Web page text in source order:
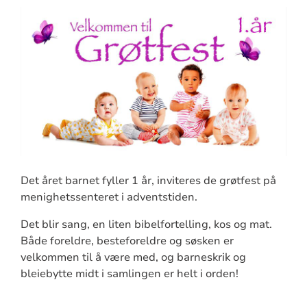
Det året barnet fyller 1 år, inviteres de grøtfest på
menighetssenteret i adventstiden.
Det blir sang, en liten bibelfortelling, kos og mat.
Både foreldre, besteforeldre og søsken er
velkommen til å være med, og barneskrik og
bleiebytte midt i samlingen er helt i orden!